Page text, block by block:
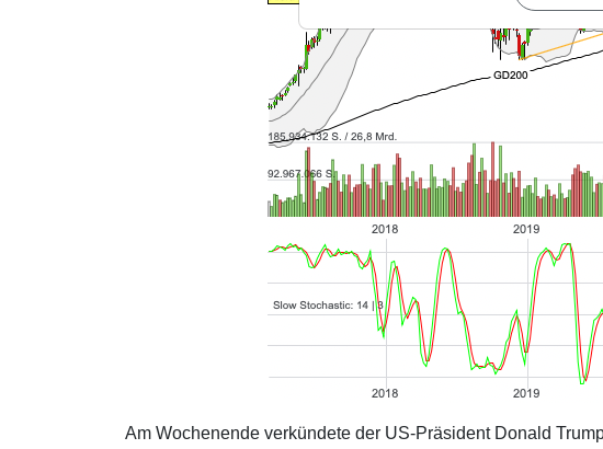
Am Wochenende verkündete der US-Präsident Donald